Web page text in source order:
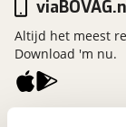
Altijd het meest
Download 'm nu.